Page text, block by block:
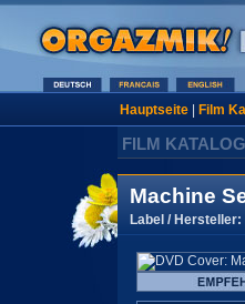
Hauptseite| Film
FILM
Machine
Label / Hersteller: